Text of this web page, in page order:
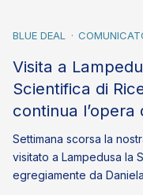
BLUE DEAL
Visita a
Scientifica di
continua
Settimana scorsa la
visitato a Lampedusa la
egregiamente da